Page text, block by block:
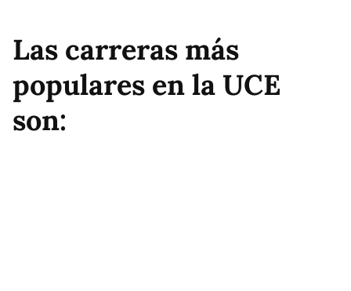
Las carreras más
populares en la UCE
son: